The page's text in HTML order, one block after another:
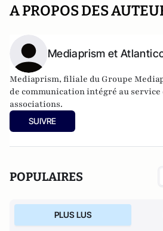
A PROPOS DES
Mediaprism et
Mediaprism, filiale du Groupe
de communication intégré au service
associations.
SUIVRE
POPULAIRES
PLUS LUS